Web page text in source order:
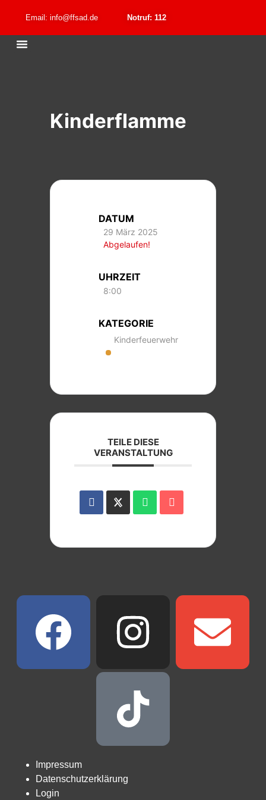
Email: info@ffsad.de Notruf: 112
Kinderflamme
DATUM
29 März 2025
Abgelaufen!
UHRZEIT
8:00
KATEGORIE
Kinderfeuerwehr
TEILE DIESE
VERANSTALTUNG
Impressum
Datenschutzerklärung
Login